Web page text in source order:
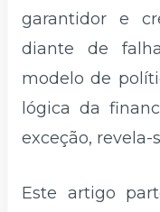
garantidor e
diante de
modelo de
lógica da
exceção, revela-
Este artigo